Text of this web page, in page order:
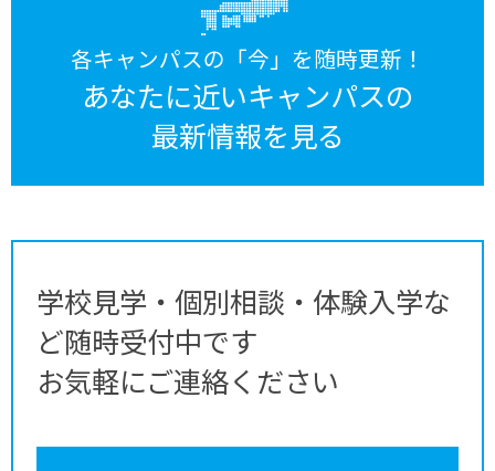
各キャンパスの「今」を随時更新！
あなたに近いキャンパスの
最新情報を見る
学校見学・個別相談・体験入学な
ど随時受付中です
お気軽にご連絡ください